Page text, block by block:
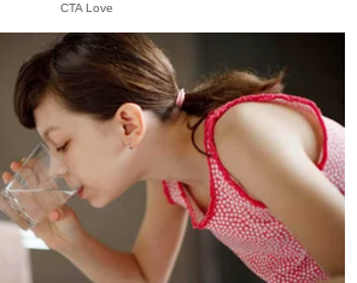
CTA Love